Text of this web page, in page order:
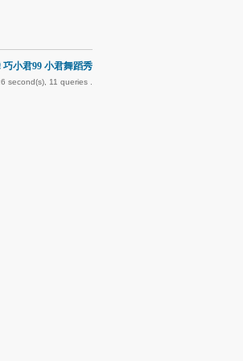
小君99 小君舞蹈秀
second(s), 11 queries .